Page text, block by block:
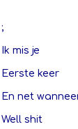
;
Ik mis je
Eerste keer
En net
Well shit